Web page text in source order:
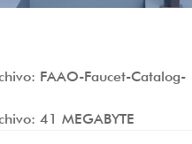
FAAO-Faucet-Catalog-
41 MEGABYTE